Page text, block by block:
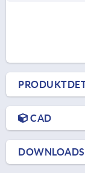
CAD
DOWNLOADS